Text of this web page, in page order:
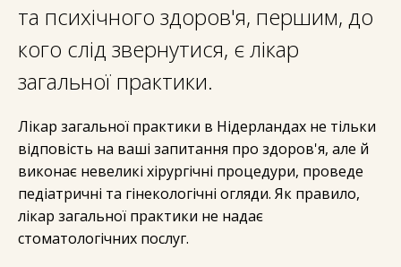
та психічного здоров'я, першим, до
кого слід звернутися, є лікар
загальної практики.
Лікар загальної практики в Нідерландах не тільки
відповість на ваші запитання про здоров'я, але й
виконає невеликі хірургічні процедури, проведе
педіатричні та гінекологічні огляди. Як правило,
лікар загальної практики не надає
стоматологічних послуг.